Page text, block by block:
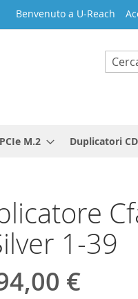
Benvenuto a U-Reach
Search
M.2 Duplicatori
1-39
€